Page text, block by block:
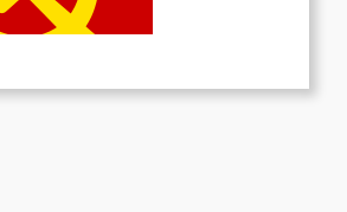
Juni 19, 2026